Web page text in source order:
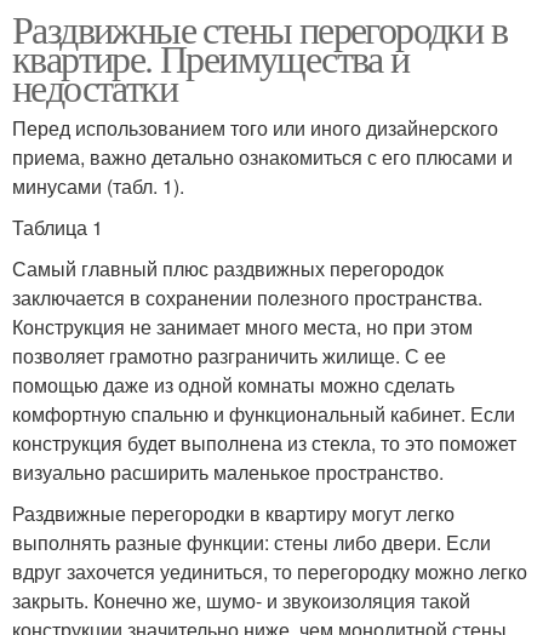
Раздвижные стены перегородки в
квартире. Преимущества и
недостатки
Перед использованием того или иного дизайнерского
приема, важно детально ознакомиться с его плюсами и
минусами (табл. 1).
Таблица 1
Самый главный плюс раздвижных перегородок
заключается в сохранении полезного пространства.
Конструкция не занимает много места, но при этом
позволяет грамотно разграничить жилище. С ее
помощью даже из одной комнаты можно сделать
комфортную спальню и функциональный кабинет. Если
конструкция будет выполнена из стекла, то это поможет
визуально расширить маленькое пространство.
Раздвижные перегородки в квартиру могут легко
выполнять разные функции: стены либо двери. Если
вдруг захочется уединиться, то перегородку можно легко
закрыть. Конечно же, шумо- и звукоизоляция такой
конструкции значительно ниже, чем монолитной стены.